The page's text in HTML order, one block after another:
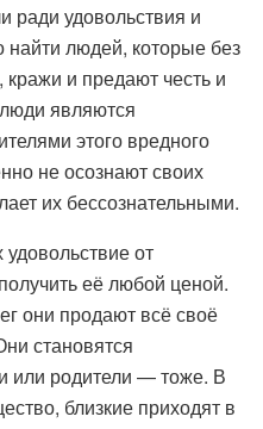
ради удовольствия и
найти людей, которые без
и предают честь и
являются
этого вредного
не осознают своих
их бессознательными.
от
её любой ценой.
они продают всё своё
становятся
или родители — тоже. В
близкие приходят в